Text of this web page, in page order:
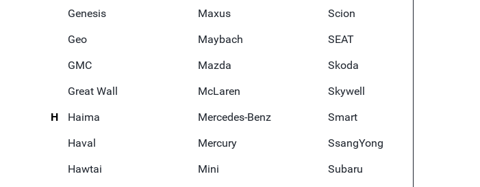
Genesis
Geo
GMC
Great Wall
H
Haima
Haval
Hawtai
Maxus
Maybach
Mazda
McLaren
Mercedes-Benz
Mercury
Mini
Scion
SEAT
Skoda
Skywell
Smart
SsangYong
Subaru